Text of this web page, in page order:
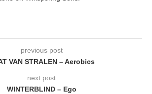
previous post
VAN STRALEN – Aerobics
next post
WINTERBLIND – Ego